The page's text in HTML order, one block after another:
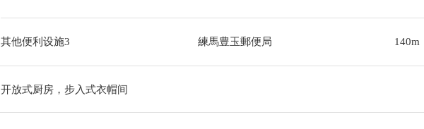
其他便利设施3 練馬豊玉郵便局 140m
开放式厨房，步入式衣帽间